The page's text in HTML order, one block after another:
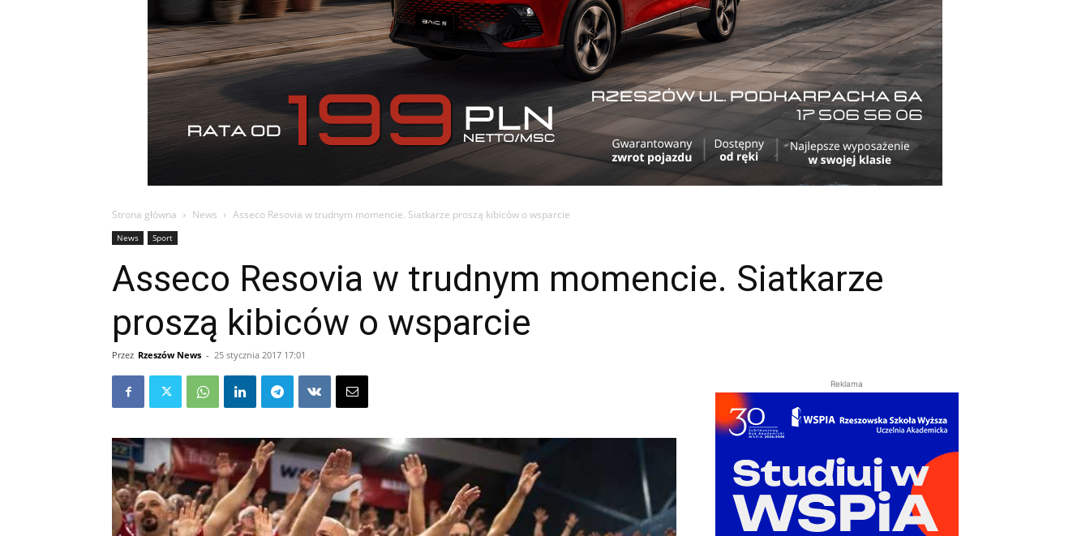
Strona główna News Asseco Resovia w trudnym momencie. Siatkarze proszą kibiców o wsparcie
News Sport
Asseco Resovia w trudnym momencie. Siatkarze
proszą kibiców o wsparcie
Przez Rzeszów News - 25 stycznia 2017 17:01
Reklama